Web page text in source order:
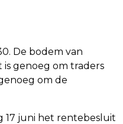
De bodem van
is genoeg om traders
om de
17 juni het rentebesluit